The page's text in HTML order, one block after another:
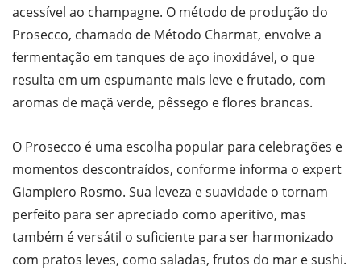
acessível ao champagne. O método de produção do
Prosecco, chamado de Método Charmat, envolve a
fermentação em tanques de aço inoxidável, o que
resulta em um espumante mais leve e frutado, com
aromas de maçã verde, pêssego e flores brancas.
O Prosecco é uma escolha popular para celebrações e
momentos descontraídos, conforme informa o expert
Giampiero Rosmo. Sua leveza e suavidade o tornam
perfeito para ser apreciado como aperitivo, mas
também é versátil o suficiente para ser harmonizado
com pratos leves, como saladas, frutos do mar e sushi.